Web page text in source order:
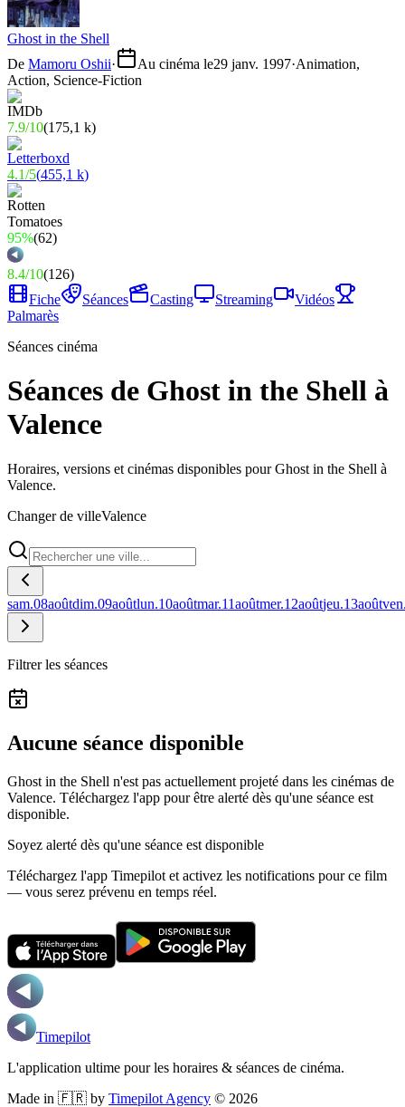
Ghost in the Shell
De Mamoru Oshii· Au cinéma le29 janv. 1997·Animation,
Action, Science-Fiction
7.9/10(175,1 k)
4.1/5(455,1 k)
95%(62)
8.4/10(126)
Fiche
Séances Casting Streaming
Vidéos
Palmarès
Séances cinéma
Séances de Ghost in the Shell à
Valence
Horaires, versions et cinémas disponibles pour Ghost in the Shell à
Valence.
Changer de villeValence
sam.08aoûtdim.09aoûtlun.10aoûtmar.11aoûtmer.12aoûtjeu.13août
Filtrer les séances
Aucune séance disponible
Ghost in the Shell n'est pas actuellement projeté dans les cinémas de
Valence. Téléchargez l'app pour être alerté dès qu'une séance est
disponible.
Soyez alerté dès qu'une séance est disponible
Téléchargez l'app Timepilot et activez les notifications pour ce film
— vous serez prévenu en temps réel.
Timepilot
L'application ultime pour les horaires & séances de cinéma.
Made in 🇫🇷 by Timepilot Agency © 2026